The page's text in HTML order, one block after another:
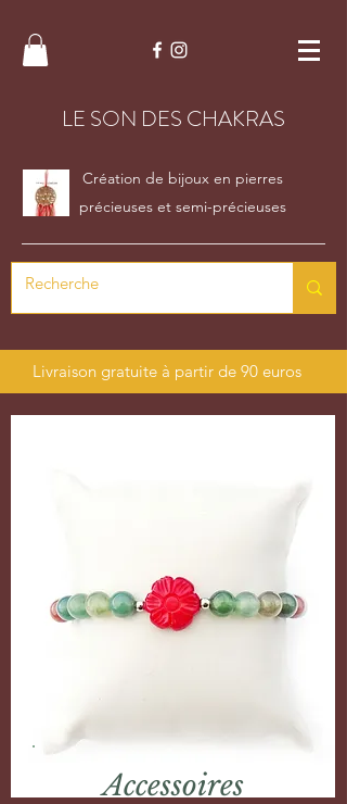
LE SON DES CHAKRAS
Création de bijoux en pierres
précieuses et semi-précieuses
Livraison gratuite à partir de 90 euros
Accessoires